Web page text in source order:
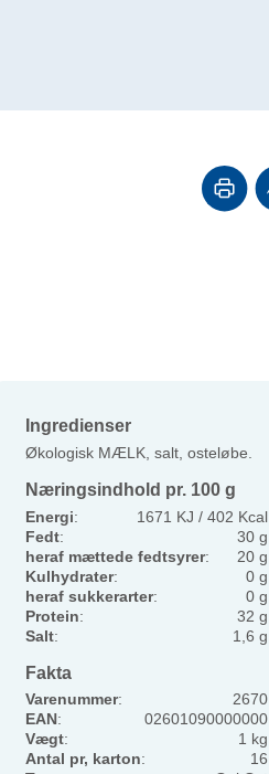
Ingredienser
Økologisk MÆLK, salt, osteløbe.
Næringsindhold pr. 100 g
Energi:
1671 KJ / 402 Kcal
Fedt:
30 g
heraf mættede fedtsyrer:
20 g
Kulhydrater:
0 g
heraf sukkerarter:
0 g
Protein:
32 g
Salt: 1,6 g
Fakta
Varenummer:
2670
EAN:
02601090000000
Vægt:
1 kg
Antal pr, karton:
16